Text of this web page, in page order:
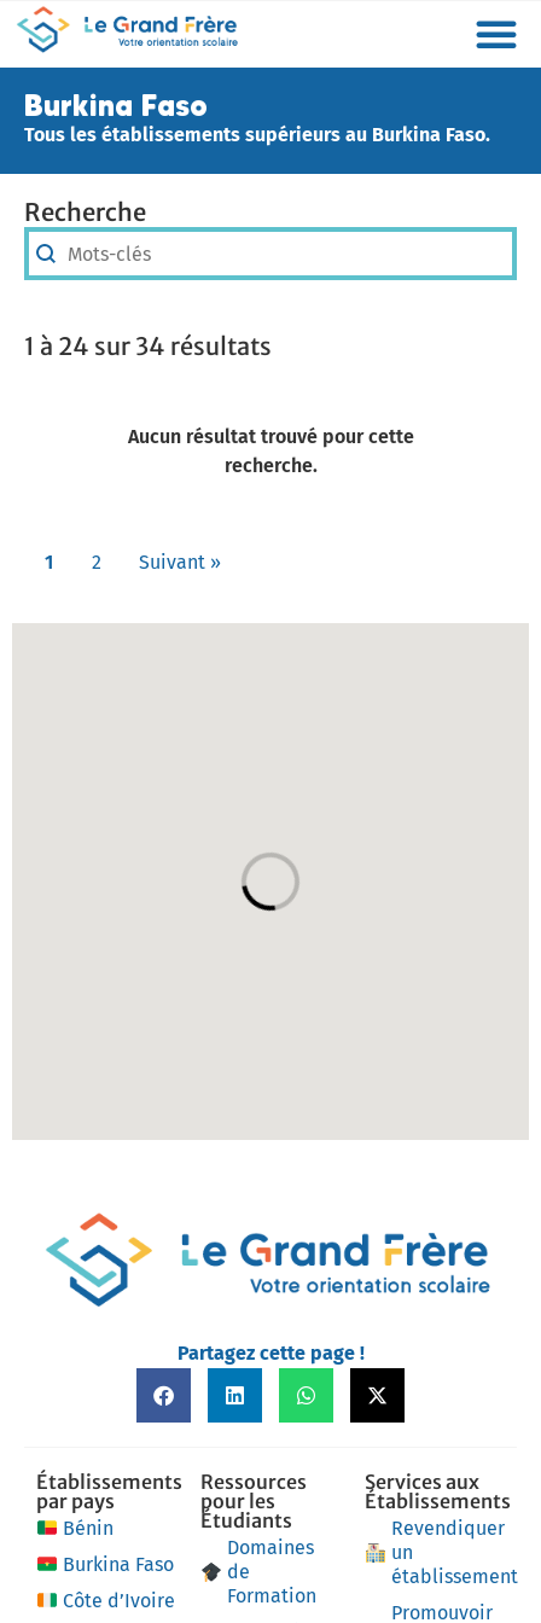
Burkina Faso
Tous les établissements supérieurs au Burkina Faso.
Recherche
Recherche
Recherche
1 à 24 sur 34 résultats
Aucun résultat trouvé pour cette
recherche.
1 2 Suivant »
Partagez cette page !
Établissements
par pays
Bénin
Burkina Faso
Côte d’Ivoire
Ressources
pour les
Étudiants
Domaines
de
Formation
Services aux
Établissements
Revendiquer
un
établissement
Promouvoir